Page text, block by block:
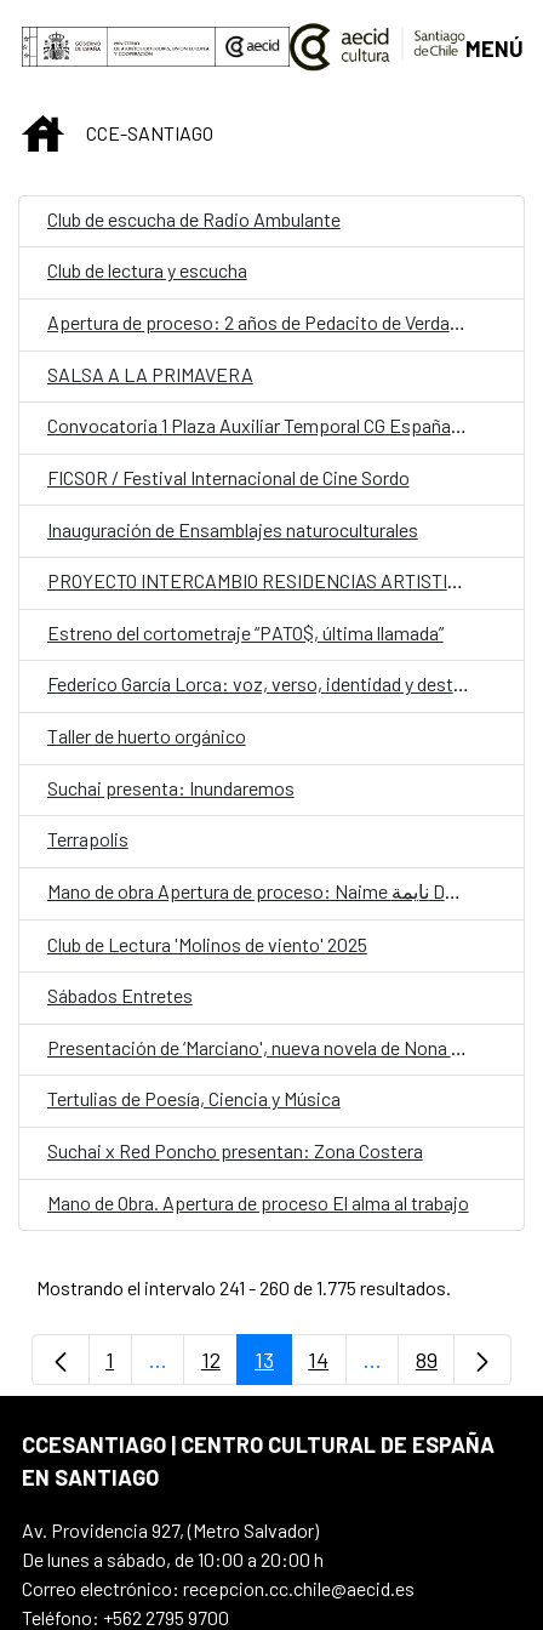
Saltar al contenido principal
MENÚ
INICIOCCE-SANTIAGO
Club de escucha de Radio Ambulante
Club de lectura y escucha
Apertura de proceso: 2 años de Pedacito de Verdad y Lanzamiento de TAPzine de laboratorios pop de conversación.
SALSA A LA PRIMAVERA
Convocatoria 1 Plaza Auxiliar Temporal CG España en Santiago.
FICSOR / Festival Internacional de Cine Sordo
Inauguración de Ensamblajes naturoculturales
PROYECTO INTERCAMBIO RESIDENCIAS ARTISTICAS
Estreno del cortometraje “PATO$, última llamada”
Federico García Lorca: voz, verso, identidad y destino CLÍNICA 2
Taller de huerto orgánico
Suchai presenta: Inundaremos
Terrapolis
Mano de obra Apertura de proceso: Naime نايمة Danzar una lengua olvidada
Club de Lectura 'Molinos de viento' 2025
Sábados Entretes
Presentación de ‘Marciano', nueva novela de Nona Fernández
Tertulias de Poesía, Ciencia y Música
Suchai x Red Poncho presentan: Zona Costera
Mano de Obra. Apertura de proceso El alma al trabajo
Mostrando el intervalo 241 - 260 de 1.775 resultados.
Página
1 ...Páginas intermedias Use TAB para
Página
12 Página
13 Página
14 ...PáginasPágina
89
CCESANTIAGO | CENTRO CULTURAL DE ESPAÑA
EN SANTIAGO
Av. Providencia 927, (Metro Salvador)
De lunes a sábado, de 10:00 a 20:00 h
Correo electrónico: recepcion.cc.chile@aecid.es
Teléfono: +562 2795 9700